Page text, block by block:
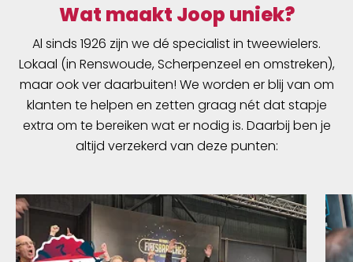
Wat maakt Joop uniek?
Al sinds 1926 zijn we dé specialist in tweewielers.
Lokaal (in Renswoude, Scherpenzeel en omstreken),
maar ook ver daarbuiten! We worden er blij van om
klanten te helpen en zetten graag nét dat stapje
extra om te bereiken wat er nodig is. Daarbij ben je
altijd verzekerd van deze punten: